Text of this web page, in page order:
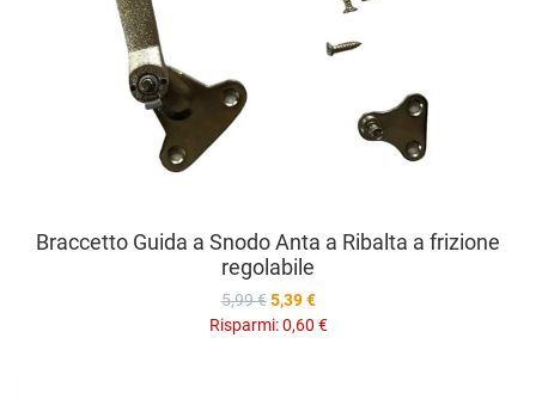
Braccetto Guida a Snodo Anta a Ribalta a frizione
regolabile
5,99 € 5,39 €
Risparmi:0,60 €